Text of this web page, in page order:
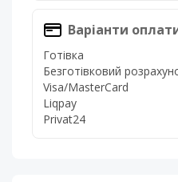
Варіанти
Готівка
Безготівковий
Visa/MasterCard
Liqpay
Privat24